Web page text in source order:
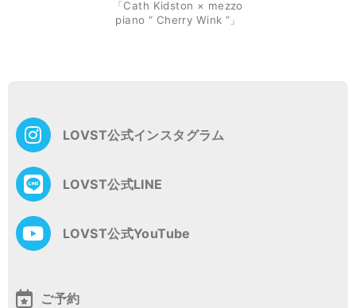
「Cath Kidston × mezzo
piano “ Cherry Wink ”」
LOVST公式インスタグラム
LOVST公式LINE
LOVST公式YouTube
ご予約